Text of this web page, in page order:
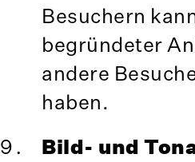
Besuchern
begründeter
andere
haben.
Bild- und